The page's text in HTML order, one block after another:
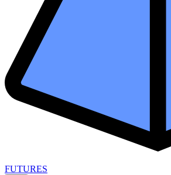
FUTURES